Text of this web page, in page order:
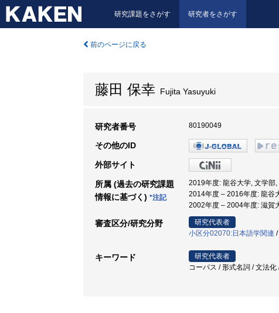
研究課題をさがす 研究者をさがす
前のページに戻る
藤田 保幸 Fujita Yasuyuki
研究者番号 80190049
その他のID
外部サイト
所属 (過去の研究課題
情報に基づく) *注記
2019年度: 龍谷大学, 文学部,
2014年度 – 2016年度: 龍谷
2002年度 – 2004年度: 滋賀
審査区分/研究分野
研究代表者
小区分02070:日本語学関連 /
キーワード
研究代表者
コーパス / 形式名詞 / 文法